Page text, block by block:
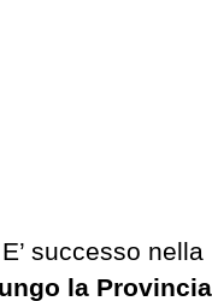
successo
la